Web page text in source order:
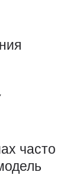
часто